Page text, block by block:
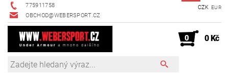
775911758
OBCHOD@WEBERSPORT.CZ
CZK EUR
0 0 Kč